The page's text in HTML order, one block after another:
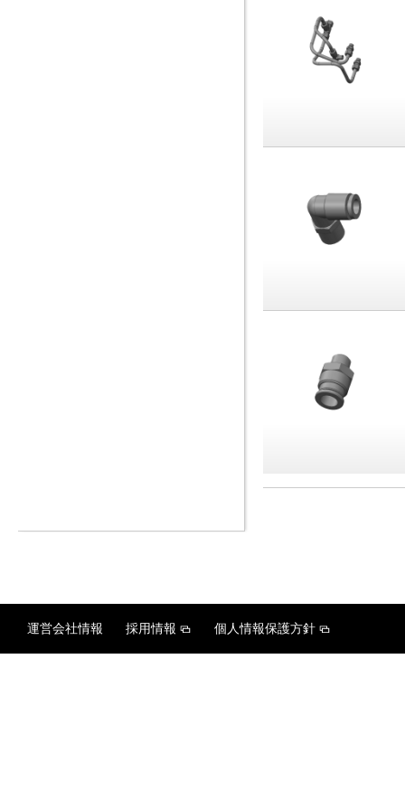
運営会社情報 採用情報 個人情報保護方針